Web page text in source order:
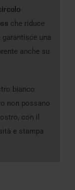
che riduce
una
anche su
bianco
non possano
con il
e stampa